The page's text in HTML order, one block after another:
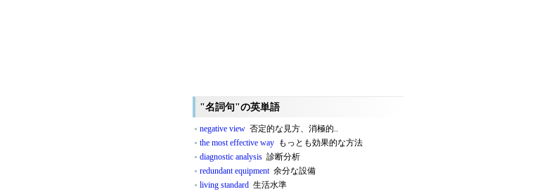
"名詞句"の英単語
negative view 否定的な見方、消極的..
the most effective way もっとも効果的な方法
diagnostic analysis 診断分析
redundant equipment余分な設備
living standard 生活水準